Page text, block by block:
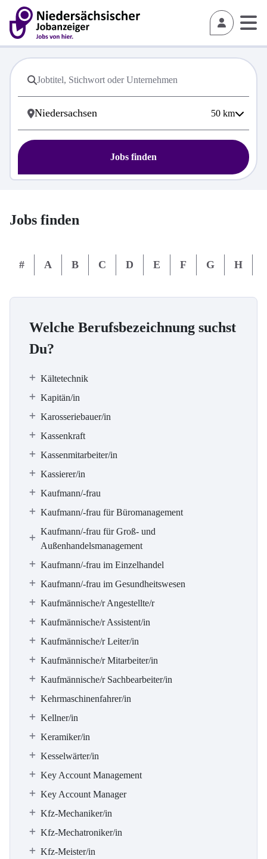
50 km
Jobs finden
Jobs finden
# A B C D E F G H
Welche Berufsbezeichnung suchst
Du?
Kältetechnik
Kapitän/in
Karosseriebauer/in
Kassenkraft
Kassenmitarbeiter/in
Kassierer/in
Kaufmann/-frau
Kaufmann/-frau für Büromanagement
Kaufmann/-frau für Groß- und
Außenhandelsmanagement
Kaufmann/-frau im Einzelhandel
Kaufmann/-frau im Gesundheitswesen
Kaufmännische/r Angestellte/r
Kaufmännische/r Assistent/in
Kaufmännische/r Leiter/in
Kaufmännische/r Mitarbeiter/in
Kaufmännische/r Sachbearbeiter/in
Kehrmaschinenfahrer/in
Kellner/in
Keramiker/in
Kesselwärter/in
Key Account Management
Key Account Manager
Kfz-Mechaniker/in
Kfz-Mechatroniker/in
Kfz-Meister/in